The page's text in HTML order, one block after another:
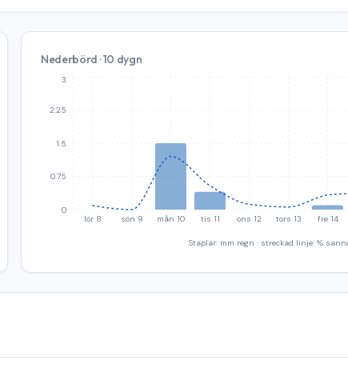
Nederbörd · 10 dygn
lör 8 sön 9 mån 10 tis 11 ons 12 tors 13 fre 14
0
0.75
1.5
2.25
3
Staplar: mm regn · streckad linje: %